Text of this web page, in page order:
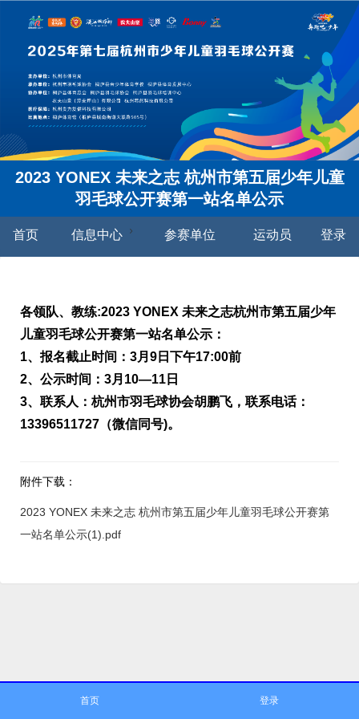
2023 YONEX 未来之志 杭州市第五届少年儿童
羽毛球公开赛第一站名单公示
首页 信息中心 参赛单位 运动员 登录
各领队、教练:2023 YONEX 未来之志杭州市第五届少年
儿童羽毛球公开赛第一站名单公示：
1、报名截止时间：3月9日下午17:00前
2、公示时间：3月10—11日
3、联系人：杭州市羽毛球协会胡鹏飞，联系电话：
13396511727（微信同号)。
附件下载 ：
2023 YONEX 未来之志 杭州市第五届少年儿童羽毛球公开赛第
一站名单公示(1).pdf
首页 登录